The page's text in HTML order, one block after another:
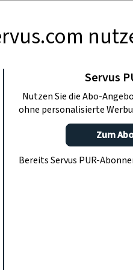
Day
Sie mal auf
Preise.
Servus
Nutzen Sie die Abo-
ohne personalisierte
Zum
Bereits Servus PUR-